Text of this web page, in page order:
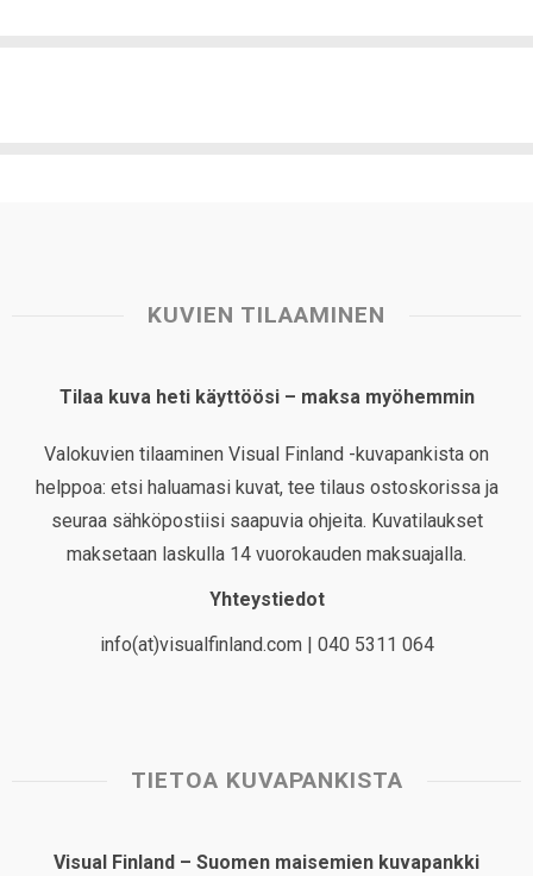
KUVIEN TILAAMINEN
Tilaa kuva heti käyttöösi – maksa myöhemmin
Valokuvien tilaaminen Visual Finland -kuvapankista on
helppoa: etsi haluamasi kuvat, tee tilaus ostoskorissa ja
seuraa sähköpostiisi saapuvia ohjeita. Kuvatilaukset
maksetaan laskulla 14 vuorokauden maksuajalla.
Yhteystiedot
info(at)visualfinland.com | 040 5311 064
TIETOA KUVAPANKISTA
Visual Finland – Suomen maisemien kuvapankki